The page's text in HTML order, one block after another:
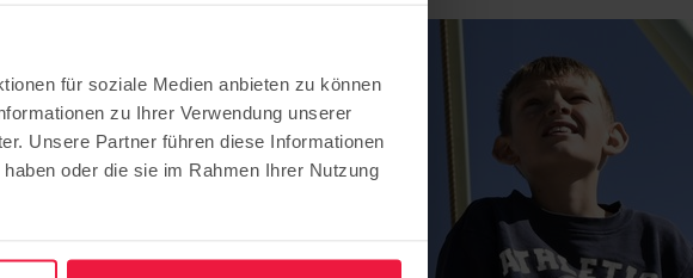
für soziale Medien anbieten zu können
zu Ihrer Verwendung unserer
Unsere Partner führen diese Informationen
oder die sie im Rahmen Ihrer Nutzung